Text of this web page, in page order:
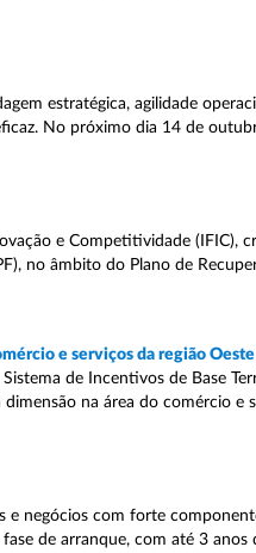
estratégica, agilidade
No próximo dia 14 de
e Competitividade (IFIC),
no âmbito do Plano de
e serviços da região Oeste
de Incentivos de Base
na área do comércio e
e negócios com forte
de arranque, com até 3 anos